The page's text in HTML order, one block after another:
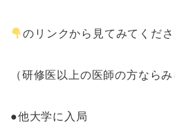
のリンクから見てみてくださ
（研修医以上の医師の方なら
●他大学に入局